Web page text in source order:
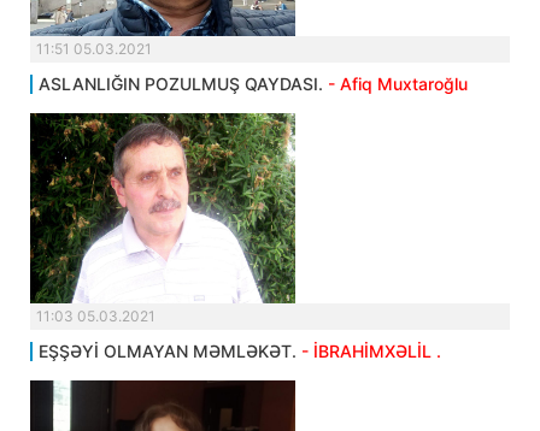
11:51 05.03.2021
ASLANLIĞIN POZULMUŞ QAYDASI. - Afiq Muxtaroğlu
11:03 05.03.2021
EŞŞƏYİ OLMAYAN MƏMLƏKƏT. - İBRAHİMXƏLİL .